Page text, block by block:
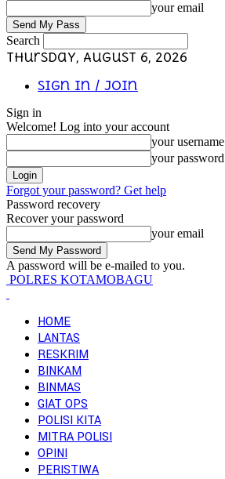
your email
Search
Thursday, August 6, 2026
Sign in / Join
Sign in
Welcome! Log into your account
your username
your password
Forgot your password? Get help
Password recovery
Recover your password
your email
A password will be e-mailed to you.
POLRES KOTAMOBAGU
HOME
LANTAS
RESKRIM
BINKAM
BINMAS
GIAT OPS
POLISI KITA
MITRA POLISI
OPINI
PERISTIWA